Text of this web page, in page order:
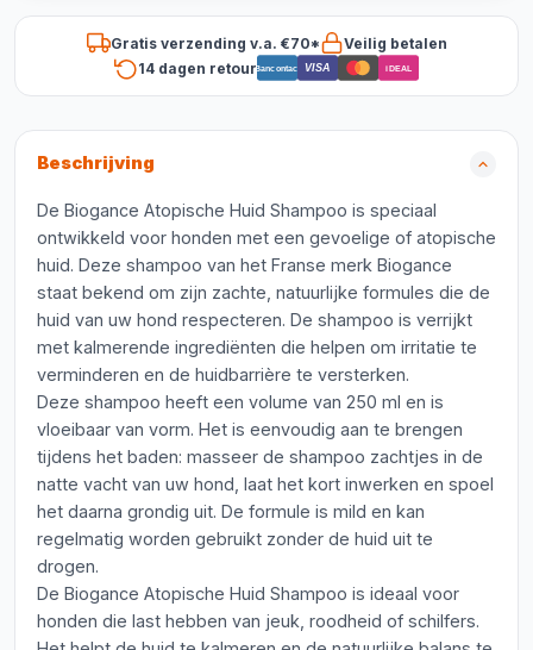
Gratis verzending v.a. €70*
Veilig betalen
14 dagen retourBancontact VISA iDEAL
Beschrijving
De Biogance Atopische Huid Shampoo is speciaal
ontwikkeld voor honden met een gevoelige of atopische
huid. Deze shampoo van het Franse merk Biogance
staat bekend om zijn zachte, natuurlijke formules die de
huid van uw hond respecteren. De shampoo is verrijkt
met kalmerende ingrediënten die helpen om irritatie te
verminderen en de huidbarrière te versterken.
Deze shampoo heeft een volume van 250 ml en is
vloeibaar van vorm. Het is eenvoudig aan te brengen
tijdens het baden: masseer de shampoo zachtjes in de
natte vacht van uw hond, laat het kort inwerken en spoel
het daarna grondig uit. De formule is mild en kan
regelmatig worden gebruikt zonder de huid uit te
drogen.
De Biogance Atopische Huid Shampoo is ideaal voor
honden die last hebben van jeuk, roodheid of schilfers.